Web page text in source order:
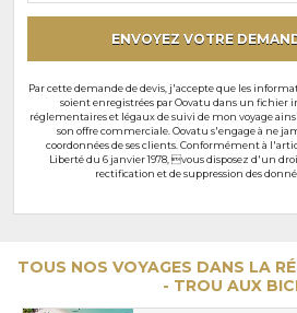
ENVOYEZ VOTRE
Par cette demande de devis, j'accepte que les
soient enregistrées par Oovatu dans un fichier
réglementaires et légaux de suivi de mon voyage
son offre commerciale. Oovatu s'engage à ne
coordonnées de ses clients. Conformément à
Liberté du 6 janvier 1978, vous disposez d'un
rectification et de suppression des
TOUS NOS VOYAGES DANS LA
- TROU AUX